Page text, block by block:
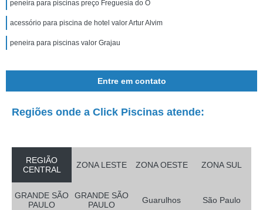
peneira para piscinas preço Freguesia do Ó
acessório para piscina de hotel valor Artur Alvim
peneira para piscinas valor Grajau
Entre em contato
Regiões onde a Click Piscinas atende:
REGIÃO
CENTRAL
ZONA LESTE ZONA OESTE ZONA SUL
GRANDE SÃO
PAULO
GRANDE SÃO
PAULO
Guarulhos São Paulo